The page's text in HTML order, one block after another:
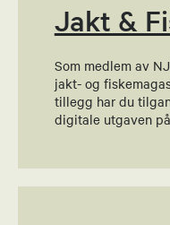
Send epost
Bjørn
Styremedlem
Send epost
Jakt &
Som medlem av
jakt- og
tillegg har du
digitale utgaven